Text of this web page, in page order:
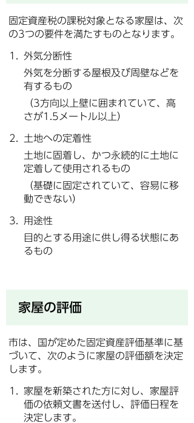
固定資産税の課税対象となる家屋は、次
の3つの要件を満たすものとなります。
外気分断性
外気を分断する屋根及び周壁などを
有するもの
（3方向以上壁に囲まれていて、高
さが1.5メートル以上）
土地への定着性
土地に固着し、かつ永続的に土地に
定着して使用されるもの
（基礎に固定されていて、容易に移
動できない）
用途性
目的とする用途に供し得る状態にあ
るもの
家屋の評価
市は、国が定めた固定資産評価基準に基
づいて、次のように家屋の評価額を決定
します。
家屋を新築された方に対し、家屋評
価の依頼文書を送付し、評価日程を
決定します。